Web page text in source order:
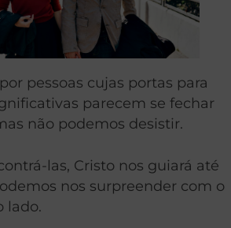
pessoas cujas portas para
parecem se fechar
não podemos desistir.
las, Cristo nos guiará até
nos surpreender com o
lado.